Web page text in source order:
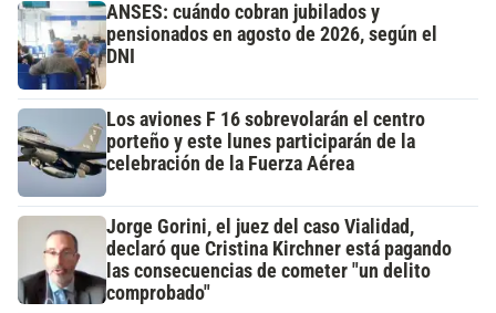
ANSES: cuándo cobran jubilados y
pensionados en agosto de 2026, según el
DNI
Los aviones F 16 sobrevolarán el centro
porteño y este lunes participarán de la
celebración de la Fuerza Aérea
Jorge Gorini, el juez del caso Vialidad,
declaró que Cristina Kirchner está pagando
las consecuencias de cometer "un delito
comprobado"